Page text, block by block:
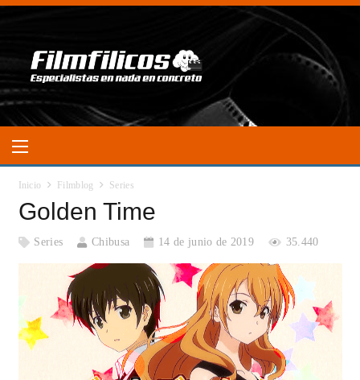
Inicio Filmblog Series
Golden Time
Series Chibusa 14 de junio de 2019 35.440